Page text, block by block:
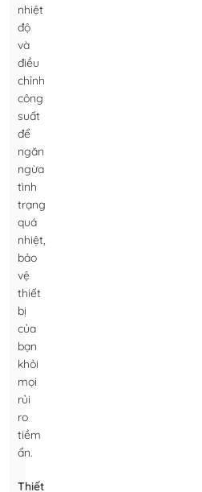
nhiệt
độ
và
điều
chỉnh
công
suất
để
ngăn
ngừa
tình
trạng
quá
nhiệt,
bảo
vệ
thiết
bị
của
bạn
khỏi
mọi
rủi
ro
tiềm
ẩn.
Thiết